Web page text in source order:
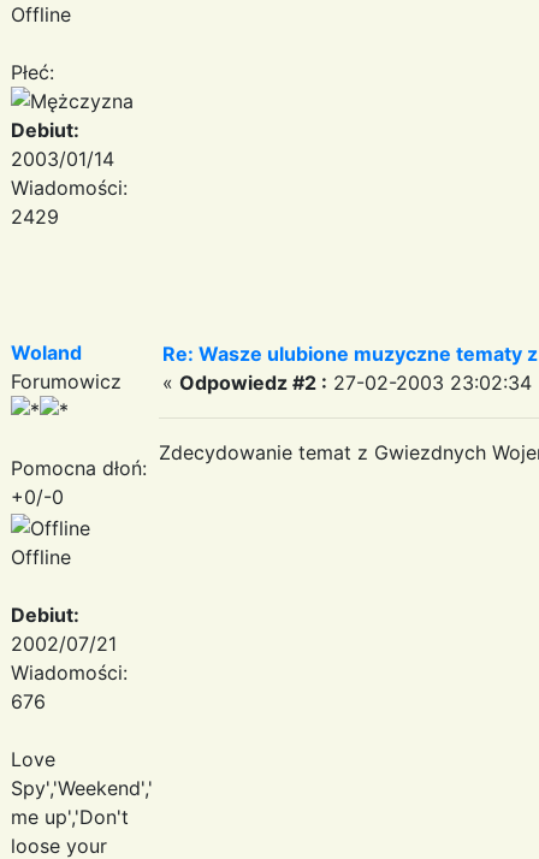
Offline
Płeć:
Debiut:
2003/01/14
Wiadomości:
2429
Woland
Forumowicz
Pomocna dłoń:
+0/-0
Offline
Debiut:
2002/07/21
Wiadomości:
676
Love
Spy','Weekend','Take
me up','Don't
loose your
Re: Wasze ulubione muzyczne tematy
« Odpowiedz #2 : 27-02-2003 23:02:34
Zdecydowanie temat z Gwiezdnych